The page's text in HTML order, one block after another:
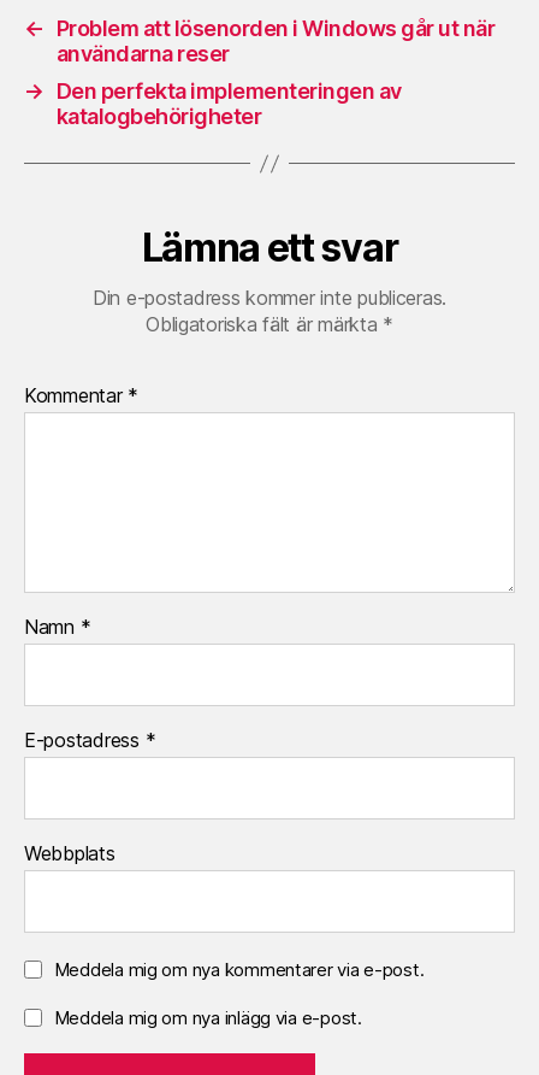
←
Problem att lösenorden i Windows går ut när
användarna reser
→
Den perfekta implementeringen av
katalogbehörigheter
Lämna ett svar
Din e-postadress kommer inte publiceras.
Obligatoriska fält är märkta *
Kommentar *
Namn *
E-postadress *
Webbplats
Meddela mig om nya kommentarer via e-post.
Meddela mig om nya inlägg via e-post.